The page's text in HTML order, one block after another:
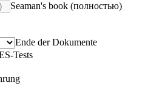
Seaman's book (полностью)
Ende der Dokumente
Tests